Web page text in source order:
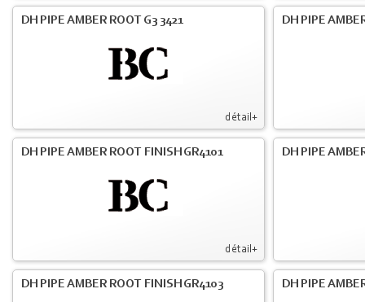
détail+
DH PIPE AMBER ROOT G3 3421 DH PIPE
détail+
DH PIPE AMBER ROOT FINISH GR4101 DH PIPE
DH PIPE AMBER ROOT FINISH GR4103 DH PIPE